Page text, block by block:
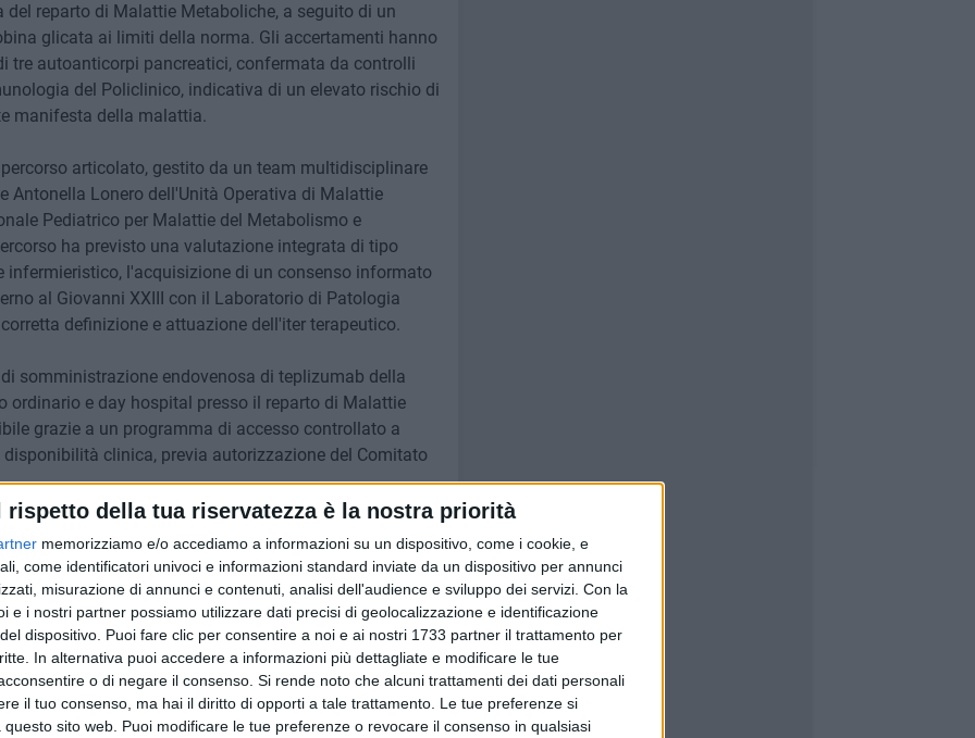
rispetto della tua riservatezza è la nostra priorità
memorizziamo e/o accediamo a informazioni su un dispositivo, come i cookie, e
come identificatori univoci e informazioni standard inviate da un dispositivo per annunci
misurazione di annunci e contenuti, analisi dell'audience e sviluppo dei servizi. Con la
e i nostri partner possiamo utilizzare dati precisi di geolocalizzazione e identificazione
dispositivo. Puoi fare clic per consentire a noi e ai nostri 1733 partner il trattamento per
In alternativa puoi accedere a informazioni più dettagliate e modificare le tue
o di negare il consenso. Si rende noto che alcuni trattamenti dei dati personali
il tuo consenso, ma hai il diritto di opporti a tale trattamento. Le tue preferenze si
sito web. Puoi modificare le tue preferenze o revocare il consenso in qualsiasi
reparto di Malattie Metaboliche, a seguito di un
glicata ai limiti della norma. Gli accertamenti hanno
autoanticorpi pancreatici, confermata da controlli
del Policlinico, indicativa di un elevato rischio di
manifesta della malattia.
articolato, gestito da un team multidisciplinare
Antonella Lonero dell'Unità Operativa di Malattie
Pediatrico per Malattie del Metabolismo e
ha previsto una valutazione integrata di tipo
infermieristico, l'acquisizione di un consenso informato
al Giovanni XXIII con il Laboratorio di Patologia
definizione e attuazione dell'iter terapeutico.
somministrazione endovenosa di teplizumab della
ordinario e day hospital presso il reparto di Malattie
grazie a un programma di accesso controllato a
clinica, previa autorizzazione del Comitato
del diabete di tipo 1 fino alla necessità della
Elvira Piccinno–oggi, grazie a terapie innovative come
prezioso, offrendo ai bambini e alle loro famiglie anni
tollerata, senza eventi avversi significativi. L'intero
monitoraggio clinico, laboratoristico e
psicologico al bambino e alla sua famiglia.